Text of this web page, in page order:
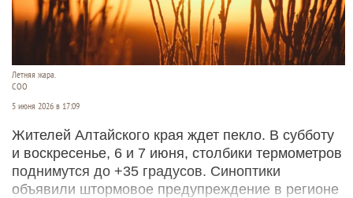
Летняя жара.
СОО
5 июня 2026 в 17:09
Жителей Алтайского края ждет пекло. В субботу
и воскресенье, 6 и 7 июня, столбики термометров
поднимутся до +35 градусов. Синоптики
объявили штормовое предупреждение в регионе